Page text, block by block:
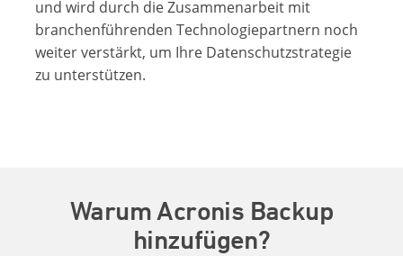
und wird durch die Zusammenarbeit mit
branchenführenden Technologiepartnern noch
weiter verstärkt, um Ihre Datenschutzstrategie
zu unterstützen.
Warum Acronis Backup
hinzufügen?